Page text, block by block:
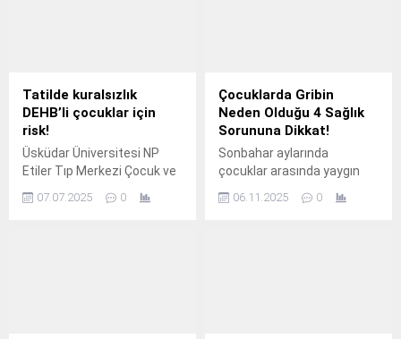
Tatilde kuralsızlık
DEHB’li çocuklar için
risk!
Üsküdar Üniversitesi NP
Etiler Tıp Merkezi Çocuk ve
07.07.2025 0
Çocuklarda Gribin
Neden Olduğu 4 Sağlık
Sorununa Dikkat!
Sonbahar aylarında
çocuklar arasında yaygın
tedavi edilmediğinde önemli
06.11.2025 0